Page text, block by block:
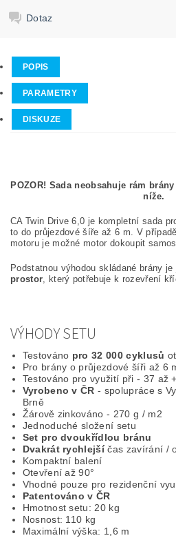
Dotaz
POPIS
PARAMETRY
DISKUZE
POZOR! Sada neobsahuje rám
níže.
CA Twin Drive 6,0 je kompletní sada
to do průjezdové šíře až 6 m. V
motoru je možné motor dokoupit
Podstatnou výhodou skládané brány je
prostor, který potřebuje k rozevření
VÝHODY SETU
Testováno pro 32 000 cyklusů
Pro brány o průjezdové šíři až 6
Testováno pro využití při - 37 až
Vyrobeno v ČR - spolupráce s
Brně
Žárově zinkováno - 270 g / m2
Jednoduché složení setu
Set pro dvoukřídlou bránu
Dvakrát rychlejší čas zavírání /
Kompaktní balení
Otevření až 90°
Vhodné pouze pro rezidenční
Patentováno v ČR
Hmotnost setu: 20 kg
Nosnost: 110 kg
Maximální výška: 1,6 m